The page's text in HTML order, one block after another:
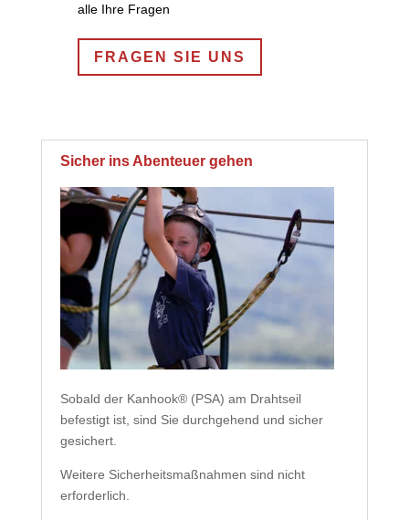
alle Ihre Fragen
FRAGEN SIE UNS
Sicher ins Abenteuer gehen
Sobald der Kanhook® (PSA) am Drahtseil
befestigt ist, sind Sie durchgehend und sicher
gesichert.
Weitere Sicherheitsmaßnahmen sind nicht
erforderlich.